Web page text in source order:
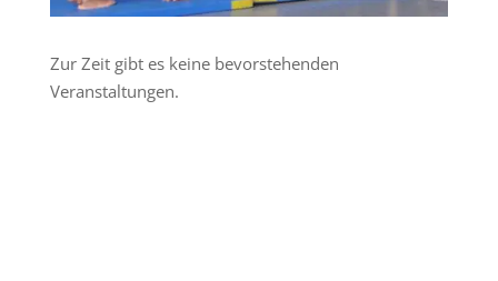
Zur Zeit gibt es keine bevorstehenden
Veranstaltungen.